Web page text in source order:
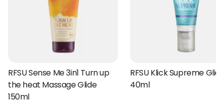
RFSU Sense Me 3in1 Turn up
the heat Massage Glide
150ml
RFSU Klick Supreme
40ml